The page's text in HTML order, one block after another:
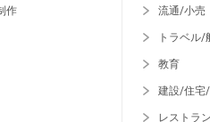
作 流通/小売
トラベル
教育
建設/住宅
レストラ